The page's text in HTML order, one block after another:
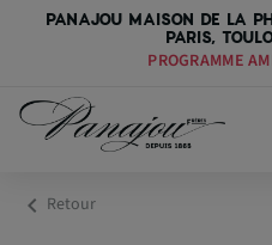
PANAJOU MAISON DE LA
PARIS,
PAYER VOTRE
chevron_left Retour